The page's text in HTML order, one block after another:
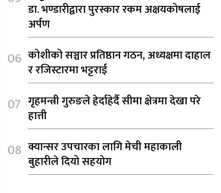
डा. भण्डारीद्वारा पुरस्कार रकम अक्षयकोषलाई
अर्पण
कोशीको सञ्चार प्रतिष्ठान गठन, अध्यक्षमा दाहाल
र रजिस्टारमा भट्टराई
गृहमन्त्री गुरुङले हेर्दाहेर्दै सीमा क्षेत्रमा देखा परे
हात्ती
क्यान्सर उपचारका लागि मेची महाकाली
बुहारीले दियो सहयोग